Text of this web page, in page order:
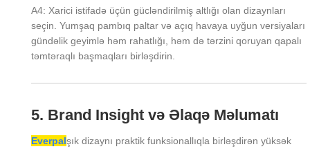
A4: Xarici istifadə üçün gücləndirilmiş altlığı olan dizaynları
seçin. Yumşaq pambıq paltar və açıq havaya uyğun versiyaları
gündəlik geyimlə həm rahatlığı, həm də tərzini qoruyan qapalı
təmtəraqlı başmaqları birləşdirin.
5. Brand Insight və Əlaqə Məlumatı
Everpalşık dizaynı praktik funksionallıqla birləşdirən yüksək